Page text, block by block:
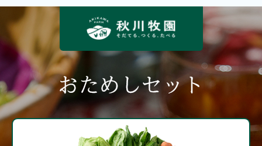
おためしセット